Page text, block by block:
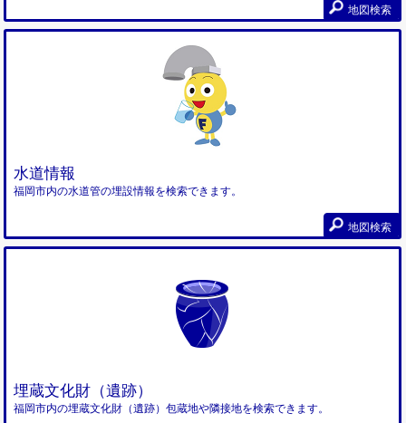
地図検索
水道情報
福岡市内の水道管の埋設情報を検索できます。
地図検索
埋蔵文化財（遺跡）
福岡市内の埋蔵文化財（遺跡）包蔵地や隣接地を検索できます。